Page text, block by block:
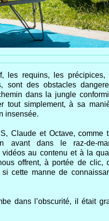
les requins, les précipices,
sont des obstacles
dans la jungle
tout simplement, à sa
insensée.
Claude et Octave, comme
avant dans le raz-de-
vidéos au contenu et à la
offrent, à portée de clic,
cette manne de
dans l’obscurité, il était